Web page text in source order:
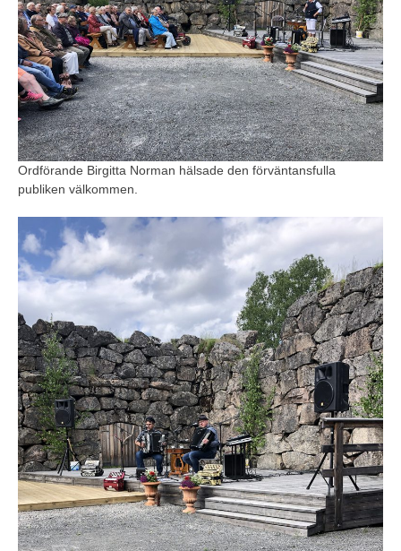
Ordförande Birgitta Norman hälsade den förväntansfulla
publiken välkommen.